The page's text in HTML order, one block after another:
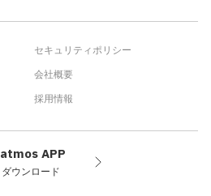
セキュリティポリシー
会社概要
採用情報
atmos APP
ダウンロード